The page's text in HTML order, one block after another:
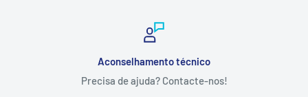
Aconselhamento técnico
Precisa de ajuda? Contacte-nos!